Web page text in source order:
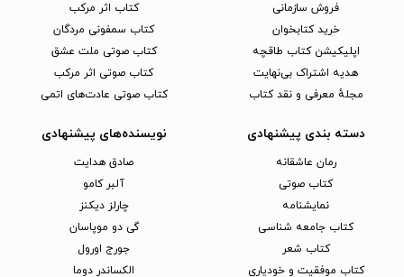
فروش سازمانی
خرید کتابخوان
اپلیکیشن کتاب طاقچه
هدیه اشتراک بی‌نهایت
مجلهٔ معرفی و نقد کتاب
کتاب اثر مرکب
کتاب سمفونی مردگان
کتاب صوتی ملت عشق
کتاب صوتی اثر مرکب
کتاب صوتی عادت‌های اتمی
دسته بندی پیشنهادی
رمان عاشقانه
کتاب‌ صوتی
نمایشنامه
کتاب جامعه شناسی
کتاب شعر
کتاب موفقیت و خودیاری
نویسنده‌های پیشنهادی
صادق هدایت
آلبر کامو
چارلز دیکنز
گی دو موپاسان
جورج اورول
الکساندر دوما